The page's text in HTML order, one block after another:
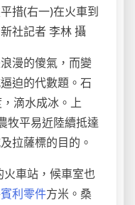
措(右一)在火車到
社記者 李林 攝
漫的傻氣，而變
迫的代數題。石
滴水成冰。上
牧平易近陸續抵達
拉薩標的目的。
車站，候車室也
賓利零件方米。桑